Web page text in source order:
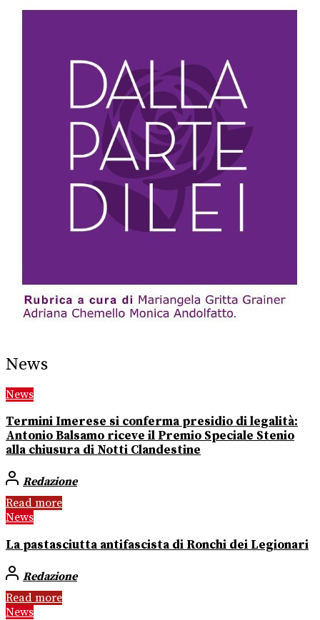
News
News
Termini Imerese si conferma presidio di legalità:
Antonio Balsamo riceve il Premio Speciale Stenio
alla chiusura di Notti Clandestine
Redazione
Read more
News
La pastasciutta antifascista di Ronchi dei Legionari
Redazione
Read more
News